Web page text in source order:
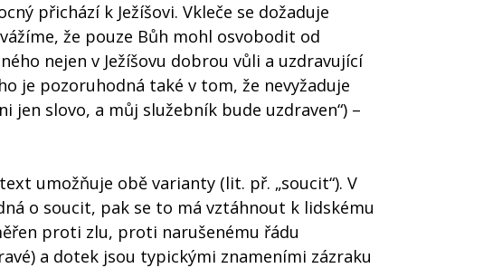
přichází k Ježíšovi. Vkleče se dožaduje
že pouze Bůh mohl osvobodit od
nejen v Ježíšovu dobrou vůli a uzdravující
je pozoruhodná také v tom, že nevyžaduje
jen slovo, a můj služebník bude uzdraven“) –
umožňuje obě varianty (lit. př. „soucit“). V
o soucit, pak se to má vztáhnout k lidskému
proti zlu, proti narušenému řádu
a dotek jsou typickými znameními zázraku